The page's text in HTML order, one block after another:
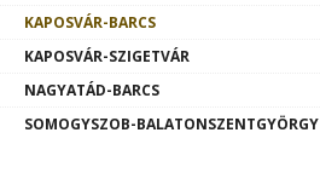
KAPOSVÁR-BARCS
KAPOSVÁR-SZIGETVÁR
NAGYATÁD-BARCS
SOMOGYSZOB-BALATONSZENTGYÖRGY